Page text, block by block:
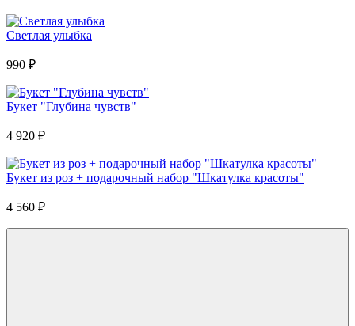
Светлая улыбка
990 ₽
Букет "Глубина чувств"
4 920 ₽
Букет из роз + подарочный набор "Шкатулка красоты"
4 560 ₽